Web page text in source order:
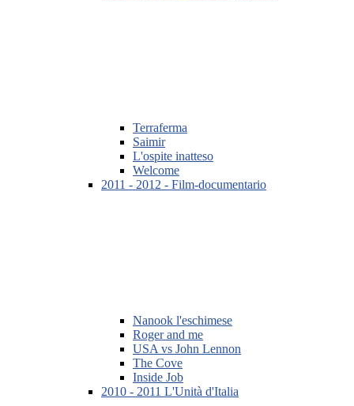
Terraferma
Saimir
L'ospite inatteso
Welcome
2011 - 2012 - Film-documentario
Nanook l'eschimese
Roger and me
USA vs John Lennon
The Cove
Inside Job
2010 - 2011 L'Unità d'Italia